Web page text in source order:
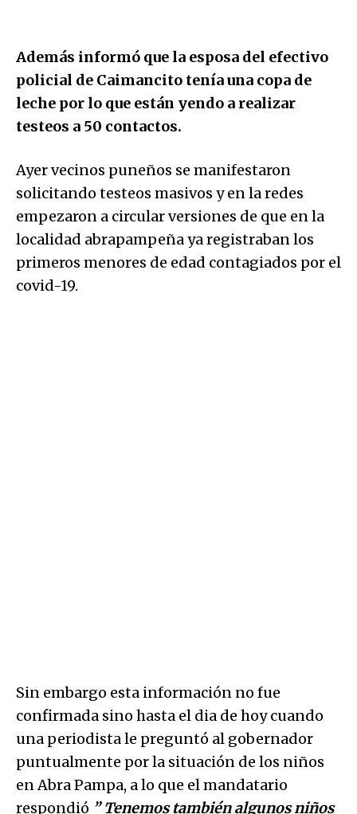
Además informó que la esposa del efectivo
policial de Caimancito tenía una copa de
leche por lo que están yendo a realizar
testeos a 50 contactos.
Ayer vecinos puneños se manifestaron
solicitando testeos masivos y en la redes
empezaron a circular versiones de que en la
localidad abrapampeña ya registraban los
primeros menores de edad contagiados por el
covid-19.
Sin embargo esta información no fue
confirmada sino hasta el dia de hoy cuando
una periodista le preguntó al gobernador
puntualmente por la situación de los niños
en Abra Pampa, a lo que el mandatario
respondió ” Tenemos también algunos niños